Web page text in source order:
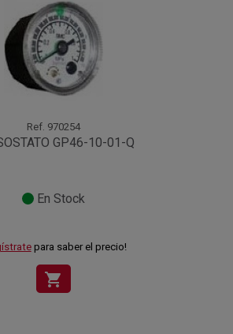
Ref. 970254
GP46-10-01-Q
En Stock
para saber el precio!
shopping_cart